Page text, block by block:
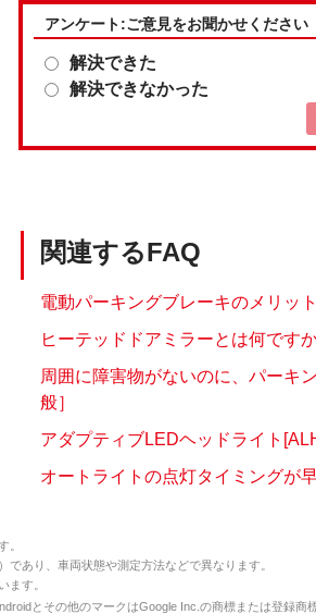
アンケート:ご意見をお聞かせください
解決できた
解決できなかった
関連するFAQ
電動パーキングブレーキのメリッ
ヒーテッドドアミラーとは何です
周囲に障害物がないのに、パーキ
般］
アダプティブLEDヘッドライト
オートライトの点灯タイミングが
。
であり、車両状態や測定方法などで異なります。
ます。
とその他のマークはGoogle Inc.の商標または登録商標